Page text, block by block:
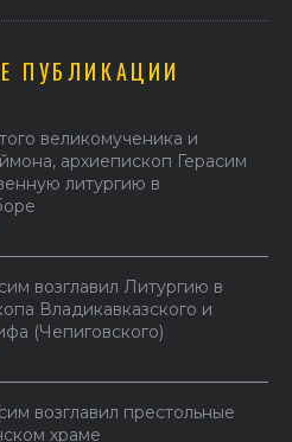
ПУБЛИКАЦИИ
великомученика и
архиепископ Герасим
литургию в
возглавил Литургию в
Владикавказского и
(Чепиговского)
возглавил престольные
храме